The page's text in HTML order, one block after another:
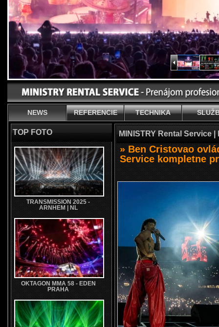
NEWS REFERENCIE TECHNIKA
TOP FOTO
TRANSMISSION 2025 -
ARNHEM | NL
OKTAGON MMA 58 - EDEN
PRAHA
MINISTRY Rental Service
» Ben Cristovao
Service kompletne